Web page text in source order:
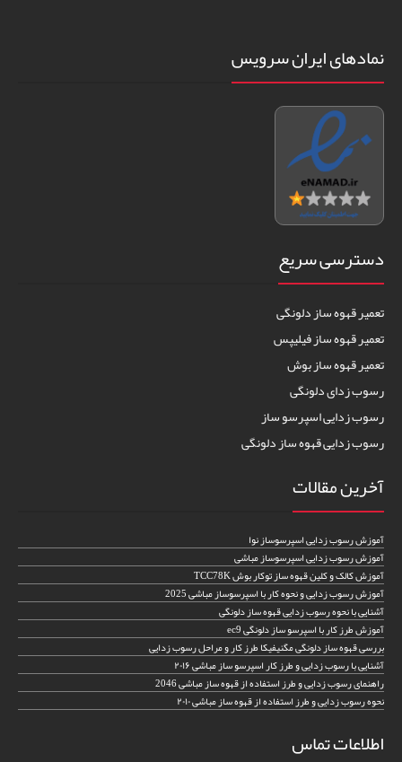
نمادهای ایران سرویس
دسترسی سریع
تعمیر قهوه ساز دلونگی
تعمیر قهوه ساز فیلیپس
تعمیر قهوه ساز بوش
رسوب زدای دلونگی
رسوب زدایی اسپرسو ساز
رسوب زدایی قهوه ساز دلونگی
آخرین مقالات
آموزش رسوب زدایی اسپرسوساز نوا
آموزش رسوب زدایی اسپرسوساز مباشی
آموزش کالک و کلین قهوه ساز توکار بوش TCC78K
آموزش رسوب زدایی و نحوه کار با اسپرسوساز مباشی 2025
آشنایی با نحوه رسوب زدایی قهوه ساز دلونگی
آموزش طرز کار با اسپرسو ساز دلونگی ec9
بررسی قهوه ساز دلونگی مگنیفیکا طرز کار و مراحل رسوب زدایی
آشنایی با رسوب زدایی و طرز کار اسپرسو ساز مباشی ۲۰۱۶
راهنمای رسوب زدایی و طرز استفاده از قهوه ساز مباشی 2046
نحوه رسوب زدایی و طرز استفاده از قهوه ساز مباشی ۲۰۱۰
اطلاعات تماس